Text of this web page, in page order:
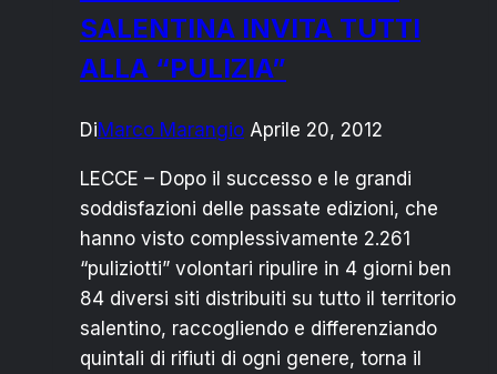
SALENTINA INVITA TUTTI
ALLA “PULIZIA”
DiMarco Marangio Aprile 20, 2012
LECCE – Dopo il successo e le grandi
soddisfazioni delle passate edizioni, che
hanno visto complessivamente 2.261
“puliziotti” volontari ripulire in 4 giorni ben
84 diversi siti distribuiti su tutto il territorio
salentino, raccogliendo e differenziando
quintali di rifiuti di ogni genere, torna il